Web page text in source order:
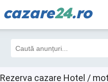
cazare24.ro
Rezerva cazare Hotel /
Filtre 3 Toate
0